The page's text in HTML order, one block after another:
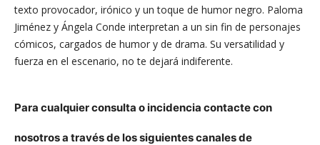
texto provocador, irónico y un toque de humor negro. Paloma
Jiménez y Ángela Conde interpretan a un sin fin de personajes
cómicos, cargados de humor y de drama. Su versatilidad y
fuerza en el escenario, no te dejará indiferente.
Para cualquier consulta o incidencia contacte con
nosotros a través de los siguientes canales de